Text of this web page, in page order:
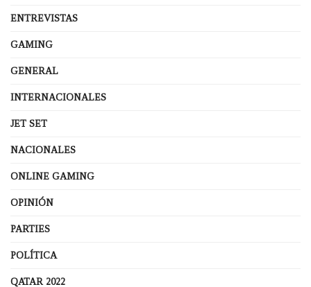
ENTREVISTAS
GAMING
GENERAL
INTERNACIONALES
JET SET
NACIONALES
ONLINE GAMING
OPINIÓN
PARTIES
POLÍTICA
QATAR 2022